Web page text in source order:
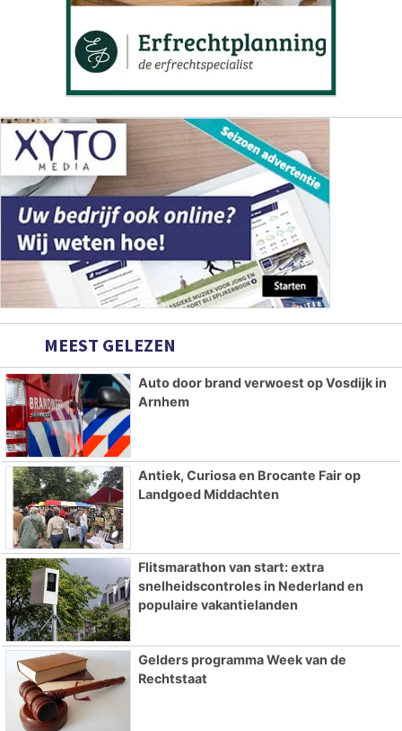
MEEST GELEZEN
Auto door brand verwoest op Vosdijk in
Arnhem
Antiek, Curiosa en Brocante Fair op
Landgoed Middachten
Flitsmarathon van start: extra
snelheidscontroles in Nederland en
populaire vakantielanden
Gelders programma Week van de
Rechtstaat